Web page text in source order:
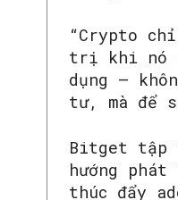
“Crypto
trị khi nó
dụng –
tư, mà để
Bitget tập
hướng
thúc đẩy